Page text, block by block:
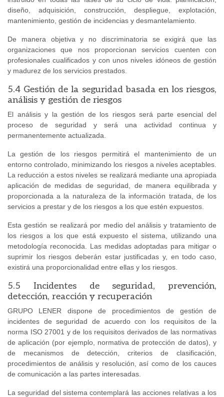
diseño, adquisición, construcción, despliegue, explotación,
mantenimiento, gestión de incidencias y desmantelamiento.
De manera objetiva y no discriminatoria se exigirá que las
organizaciones que nos proporcionan servicios cuenten con
profesionales cualificados y con unos niveles idóneos de gestión
y madurez de los servicios prestados.
5.4 Gestión de la seguridad basada en los riesgos,
análisis y gestión de riesgos
El análisis y la gestión de los riesgos será parte esencial del
proceso de seguridad y será una actividad continua y
permanentemente actualizada.
La gestión de los riesgos permitirá el mantenimiento de un
entorno controlado, minimizando los riesgos a niveles aceptables.
La reducción a estos niveles se realizará mediante una apropiada
aplicación de medidas de seguridad, de manera equilibrada y
proporcionada a la naturaleza de la información tratada, de los
servicios a prestar y de los riesgos a los que estén expuestos.
Esta gestión se realizará por medio del análisis y tratamiento de
los riesgos a los que está expuesto el sistema, utilizando una
metodología reconocida. Las medidas adoptadas para mitigar o
suprimir los riesgos deberán estar justificadas y, en todo caso,
existirá una proporcionalidad entre ellas y los riesgos.
5.5 Incidentes de seguridad, prevención,
detección, reacción y recuperación
GRUPO LENER dispone de procedimientos de gestión de
incidentes de seguridad de acuerdo con los requisitos de la
norma ISO 27001 y de los requisitos derivados de las normativas
de aplicación (por ejemplo, normativa de protección de datos), y
de mecanismos de detección, criterios de clasificación,
procedimientos de análisis y resolución, así como de los cauces
de comunicación a las partes interesadas.
La seguridad del sistema contemplará las acciones relativas a los